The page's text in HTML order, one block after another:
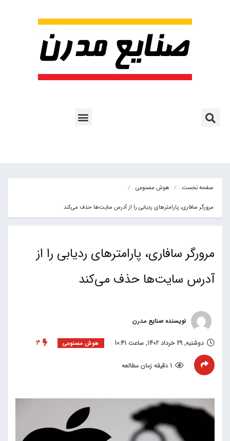
صفحه نخست هوش مصنوعی
مرورگر سافاری، پارامترهای ردیابی را از آدرس سایت‌ها حذف می‌کند
مرورگر سافاری، پارامترهای ردیابی را از
آدرس سایت‌ها حذف می‌کند
نویسنده صنایع مدرن
دوشنبه, 29 خرداد 1402, ساعت 10:41 هوش مصنوعی 3
1 دقیقه زمان مطالعه